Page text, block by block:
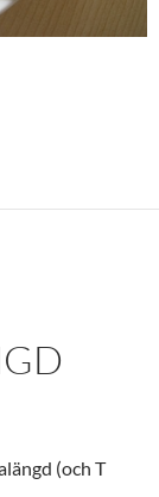
(och T